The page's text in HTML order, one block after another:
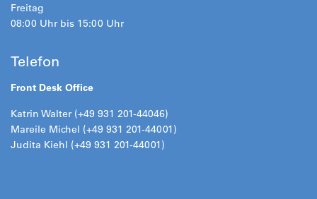
Freitag
08:00 Uhr bis 15:00 Uhr
Telefon
Front Desk Office
Katrin Walter (+49 931 201-44046)
Mareile Michel (+49 931 201-44001)
Judita Kiehl (+49 931 201-44001)